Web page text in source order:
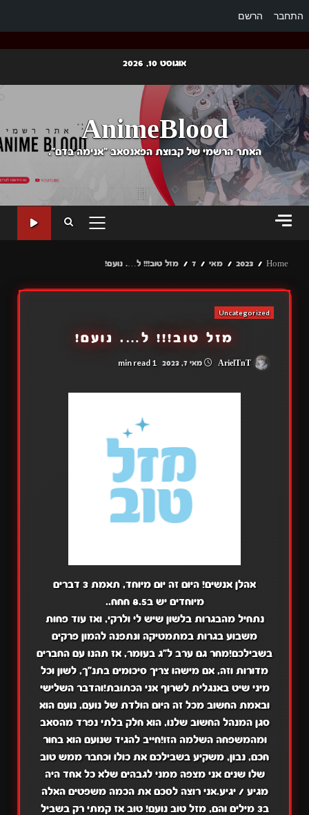
התחבר הרשם
content
אוגוסט 10, 2026
AnimeBlood
האתר הרשמי של קבוצת הפאנסאב "אנימה בדם".
PRIMARY
Home
2023 מאי 7 מזל טוב!!! ל…. נועם!
Uncategorized
מזל טוב!!! ל…. נועם!
ArielTnT מאי 7, 2023 1 min read
אהלן אנשים! היום זה יום מיוחד, תאמת 3 דברים
מיוחדים יש ב8.5 חחח..
נתחיל מהבגרות בלשון שיש לי ולרקי, ואז עוד פחות
משבוע בגרות במתמטיקה ונתפנה להמון פרקים
בשבילכם!מחר גם ערב ל"ג בעומר, אז תהנו עם החברים
מדורות וזה, אם מישהו צריך סיכומים בתנ"ך, לשון וכל
מיני שיט באנגלית לשרוף אני הכתובת!והדבר השלישי
ובאמת החשוב מכל זה היום הולדת של נועם, נועם הוא
סגן המנהל החשוב שלנו, הוא חלק בלתי נפרד מהסאב
ומהמשפחה השלמה הזו!חייב להגיד שנועם הוא בחור
חכם, נבון, משקיע בשבילכם את כולו וכחבר ממש טוב
שלו שנים אני מצפה ממני לגבהים שלא כל אחד היה
מגיע / יגיע.אני רוצה לסכם את הכמה משפטים האלה
ב3 מילים והם, מזל טוב נועם! טוב אז קמתי רק בשביל